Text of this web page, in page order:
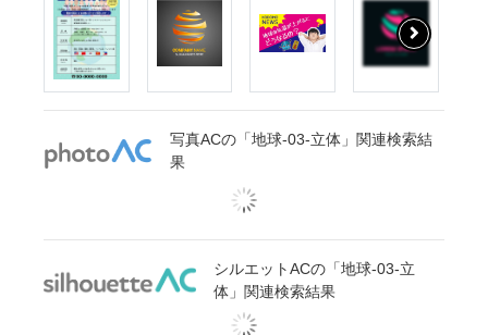
写真ACの「地球-03-立体」関連検索結
果
シルエットACの「地球-03-立
体」関連検索結果